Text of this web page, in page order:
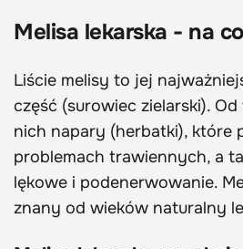
Melisa lekarska - na
Liście melisy to jej
część (surowiec zielarski).
nich napary (herbatki), które
problemach trawiennych, a
lękowe i podenerwowanie.
znany od wieków naturalny